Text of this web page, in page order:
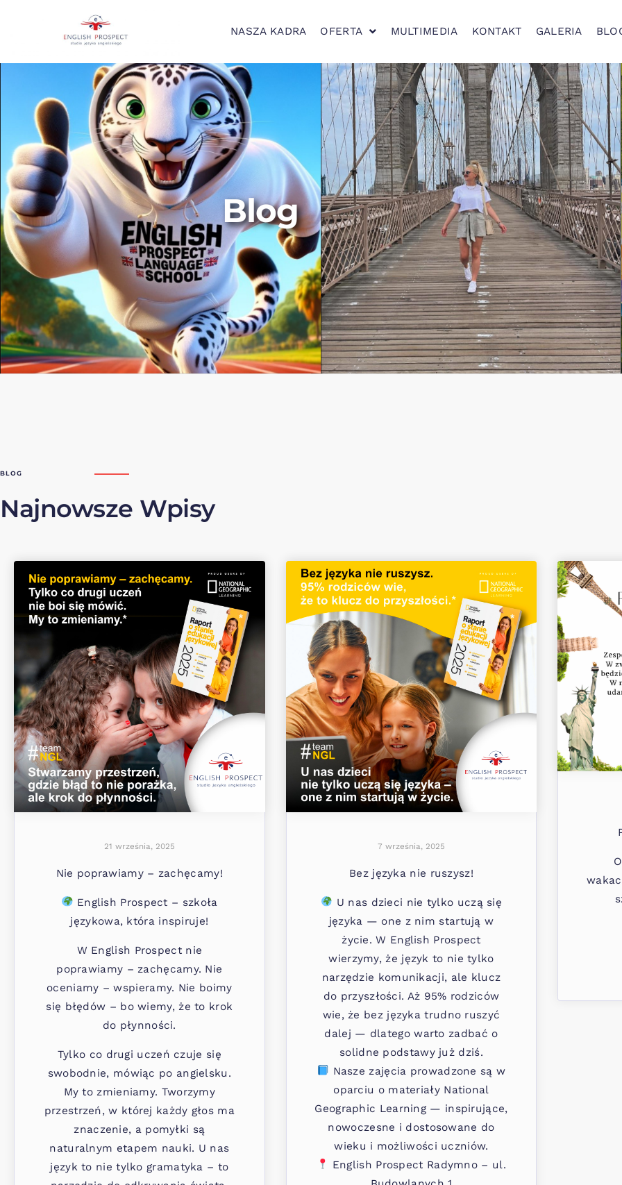
NASZA KADRA OFERTA MULTIMEDIA KONTAKT GALERIA
Blog
BLOG
Najnowsze Wpisy
21 września, 2025
Nie poprawiamy – zachęcamy!
English Prospect – szkoła
językowa, która inspiruje!
W English Prospect nie
poprawiamy – zachęcamy. Nie
oceniamy – wspieramy. Nie boimy
się błędów – bo wiemy, że to krok
do płynności.
Tylko co drugi uczeń czuje się
swobodnie, mówiąc po angielsku.
My to zmieniamy. Tworzymy
przestrzeń, w której każdy głos ma
znaczenie, a pomyłki są
naturalnym etapem nauki. U nas
język to nie tylko gramatyka – to
7 września, 2025
Bez języka nie ruszysz!
U nas dzieci nie tylko uczą się
języka — one z nim startują w
życie. W English Prospect
wierzymy, że język to nie tylko
narzędzie komunikacji, ale klucz
do przyszłości. Aż 95% rodziców
wie, że bez języka trudno ruszyć
dalej — dlatego warto zadbać o
solidne podstawy już dziś.
Nasze zajęcia prowadzone są w
oparciu o materiały National
Geographic Learning — inspirujące,
nowoczesne i dostosowane do
wieku i możliwości uczniów.
English Prospect Radymno – ul.